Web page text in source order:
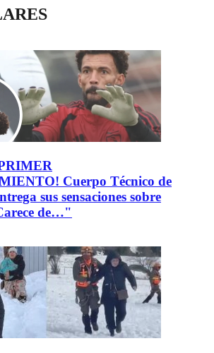
Cuerpo Técnico de
sus sensaciones sobre
de…"